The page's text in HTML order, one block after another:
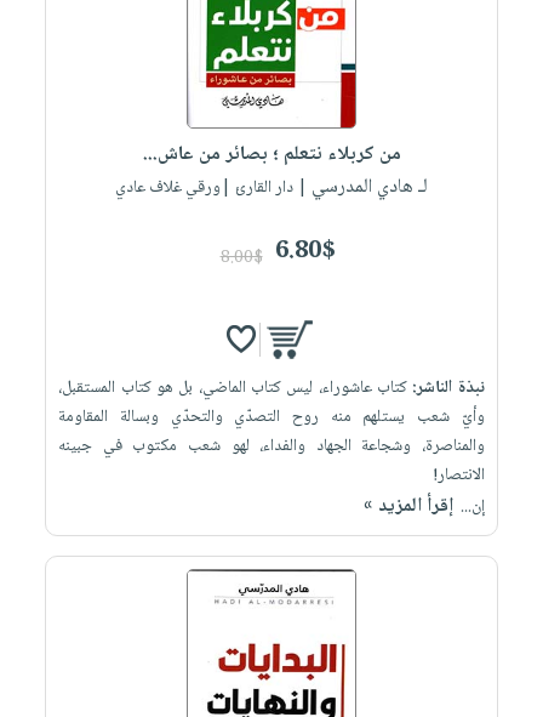
من كربلاء نتعلم ؛ بصائر من عاش...
لـ هادي المدرسي | دار القارئ |ورقي غلاف عادي
6.80$
8.00$
نبذة الناشر:كتاب عاشوراء، ليس كتاب الماضي، بل هو كتاب المستقبل،
وأيّ شعب يستلهم منه روح التصدّي والتحدّي وبسالة المقاومة
والمناصرة، وشجاعة الجهاد والفداء، لهو شعب مكتوب في جبينه
الانتصار!
إن... إقرأ المزيد »